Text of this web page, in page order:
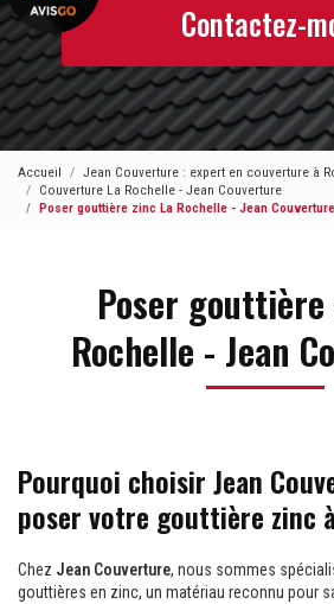
Contactez-
Voir le certificat
Accueil
Jean Couverture : expert en couverture à
Couverture La Rochelle - Jean Couverture
Poser gouttière zinc La Rochelle - Jean Couverture
Poser gouttière
Rochelle - Jean
Pourquoi choisir Jean
poser votre gouttière zinc
Chez Jean Couverture, nous sommes
gouttières en zinc, un matériau reconnu pour